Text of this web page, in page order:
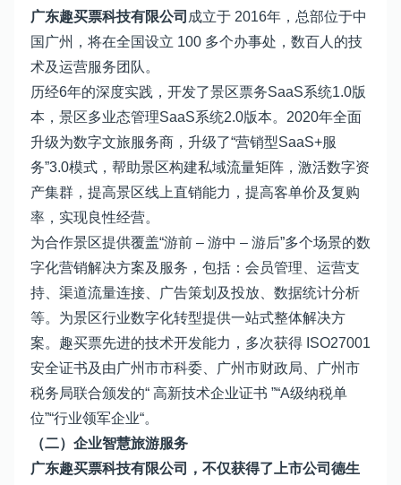
广东趣买票科技有限公司 成立于 2016年，总部位于中
国广州，将在全国设立 100 多个办事处，数百人的技
术及运营服务团队。
历经6年的深度实践，开发了景区票务SaaS系统1.0版
本，景区多业态管理SaaS系统2.0版本。2020年全面
升级为数字文旅服务商，升级了“营销型SaaS+服
务”3.0模式，帮助景区构建私域流量矩阵，激活数字资
产集群，提高景区线上直销能力，提高客单价及复购
率，实现良性经营。
为合作景区提供覆盖“游前 – 游中 – 游后”多个场景的数
字化营销解决方案及服务，包括：会员管理、运营支
持、渠道流量连接、广告策划及投放、数据统计分析
等。为景区行业数字化转型提供一站式整体解决方
案。趣买票先进的技术开发能力，多次获得 ISO27001
安全证书及由广州市市科委、广州市财政局、广州市
税务局联合颁发的“ 高新技术企业证书 ”“A级纳税单
位”“行业领军企业“。
（二）企业智慧旅游服务
广东趣买票科技有限公司，不仅获得了上市公司德生